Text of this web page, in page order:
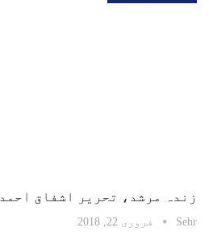
زندہ مرشد، تحریر اشفاق احمد
Sehr فروری 22, 2018